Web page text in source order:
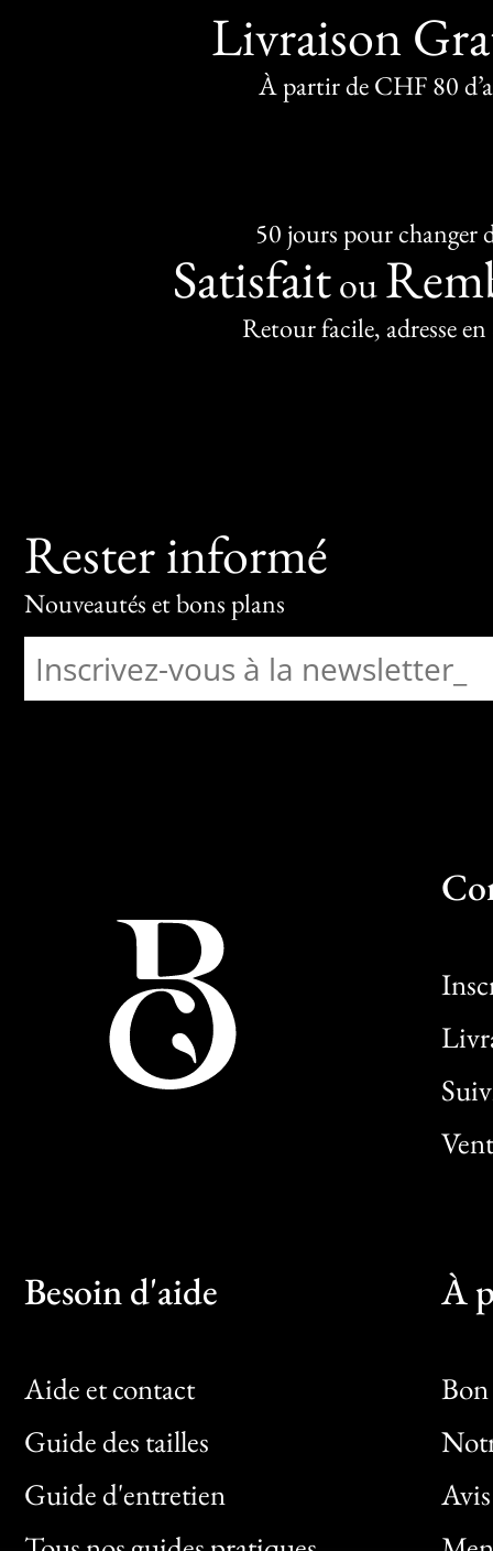
Livraison
À partir de CHF 80
50 jours pour changer
Satisfaitou
Retour facile, adresse en
Rester informé
Nouveautés et bons plans
Besoin d'aide
Aide et contact
Guide des tailles
Guide d'entretien
À
Bon